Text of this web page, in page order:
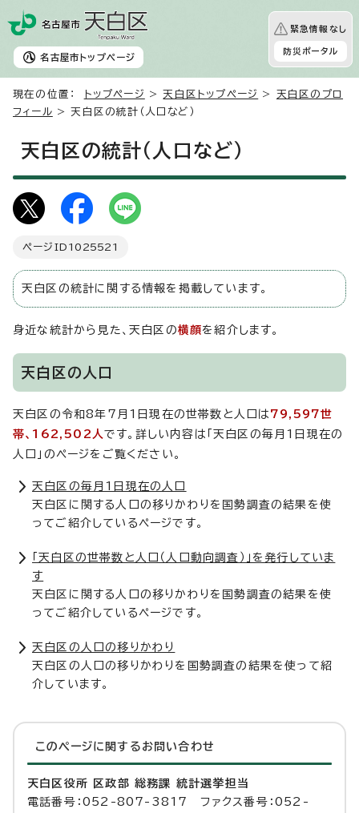
名古屋市 トップページ
緊急情報なし
防災ポータル
現在の位置： トップページ >天白区トップページ > 天白区のプロ
フィール > 天白区の統計（人口など）
天白区の統計（人口など）
ページID 1025521
天白区の統計に関する情報を掲載しています。
身近な統計から見た、天白区の横顔を紹介します。
天白区の人口
天白区の令和8年7月1日現在の世帯数と人口は 79,597世
帯、162,502人です。詳しい内容は「天白区の毎月1日現在の
人口」のページをご覧ください。
天白区の毎月1日現在の人口
天白区に関する人口の移りかわりを国勢調査の結果を使
ってご紹介しているページです。
「天白区の世帯数と人口（人口動向調査）」を発行していま
す
天白区に関する人口の移りかわりを国勢調査の結果を使
ってご紹介しているページです。
天白区の人口の移りかわり
天白区の人口の移りかわりを国勢調査の結果を使って紹
介しています。
このページに関する お問い合わせ
天白区役所 区政部 総務課 統計選挙担当
電話番号：052-807-3817 ファクス番号：052-